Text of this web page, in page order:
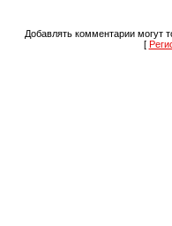
Добавлять комментарии могут
[